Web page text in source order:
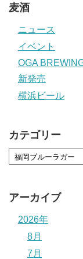
麦酒
ニュース
イベント
OGA
新発売
横浜ビール
カテゴリー
アーカイブ
2026年
8月
7月